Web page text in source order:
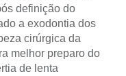
definição do
a exodontia dos
cirúrgica da
melhor preparo do
de lenta